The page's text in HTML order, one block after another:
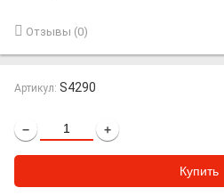
Отзывы (0)
Артикул: S4290
− +